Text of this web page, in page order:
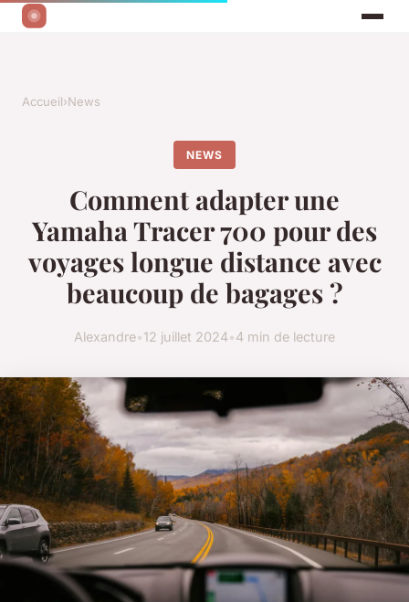
Accueil›News
NEWS
Comment adapter une
Yamaha Tracer 700 pour des
voyages longue distance avec
beaucoup de bagages ?
Alexandre•12 juillet 2024•4 min de lecture